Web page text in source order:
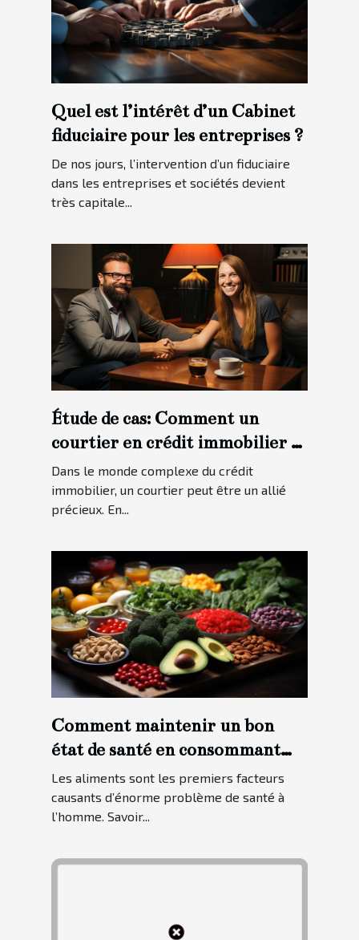
Quel est l’intérêt d’un Cabinet
fiduciaire pour les entreprises ?
De nos jours, l’intervention d’un fiduciaire
dans les entreprises et sociétés devient
très capitale...
Étude de cas: Comment un
courtier en crédit immobilier a
aidé un client à obtenir le
meilleur taux possible
Dans le monde complexe du crédit
immobilier, un courtier peut être un allié
précieux. En...
Comment maintenir un bon
état de santé en consommant
des aliments sains ?
Les aliments sont les premiers facteurs
causants d’énorme problème de santé à
l’homme. Savoir...